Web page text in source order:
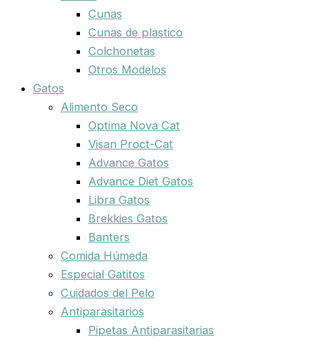
Cunas
Cunas de plastico
Colchonetas
Otros Modelos
Gatos
Alimento Seco
Optima Nova Cat
Visan Proct-Cat
Advance Gatos
Advance Diet Gatos
Libra Gatos
Brekkies Gatos
Banters
Comida Húmeda
Especial Gatitos
Cuidados del Pelo
Antiparasitarios
Pipetas Antiparasitarias